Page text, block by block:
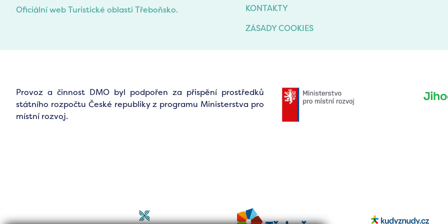
Oficiální web Turistické oblasti Třeboňsko.
KONTAKTY
ZÁSADY COOKIES
Provoz a činnost DMO byl podpořen za přispění prostředků
státního rozpočtu České republiky z programu Ministerstva pro
místní rozvoj.